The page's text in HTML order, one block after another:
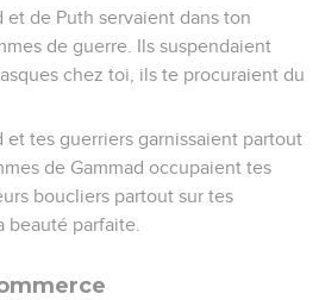
et de Puth servaient dans ton
de guerre. Ils suspendaient
chez toi, ils te procuraient du
et tes guerriers garnissaient partout
de Gammad occupaient tes
boucliers partout sur tes
beauté parfaite.